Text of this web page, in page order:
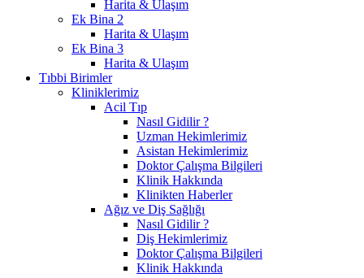
Harita & Ulaşım
Ek Bina 2
Harita & Ulaşım
Ek Bina 3
Harita & Ulaşım
Tıbbi Birimler
Kliniklerimiz
Acil Tıp
Nasıl Gidilir ?
Uzman Hekimlerimiz
Asistan Hekimlerimiz
Doktor Çalışma Bilgileri
Klinik Hakkında
Klinikten Haberler
Ağız ve Diş Sağlığı
Nasıl Gidilir ?
Diş Hekimlerimiz
Doktor Çalışma Bilgileri
Klinik Hakkında